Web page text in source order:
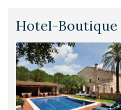
Hotel-Boutique